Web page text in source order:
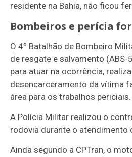
residente na Bahia, não ficou
Bombeiros e perícia
O4º Batalhão de Bombeiro
de resgate e salvamento (ABS-
para atuar na ocorrência,
desencarceramento da vítima
área para os trabalhos periciais.
A Polícia Militar realizou o
rodovia durante o atendimento
Ainda segundo a CPTran, o